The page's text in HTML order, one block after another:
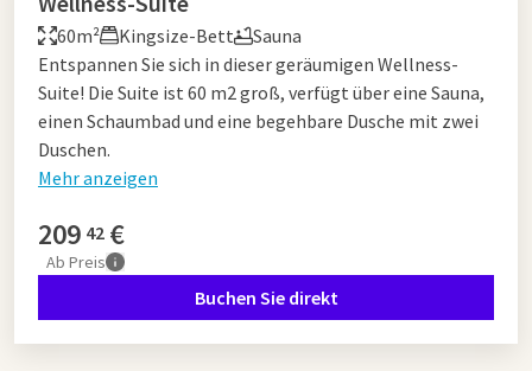
60m² Kingsize-Bett
Sauna
Entspannen Sie sich in dieser geräumigen Wellness-
Suite! Die Suite ist 60 m2 groß, verfügt über eine Sauna,
einen Schaumbad und eine begehbare Dusche mit zwei
Duschen.
Mehr anzeigen
209 42 €
Ab Preis
Buchen Sie direkt